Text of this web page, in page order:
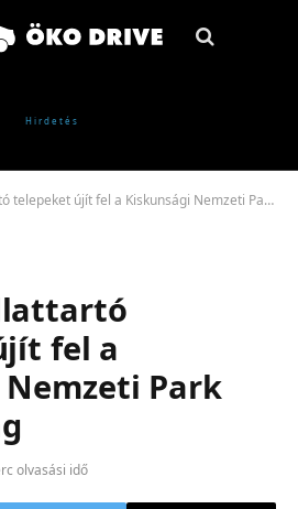
újít fel a Kiskunsági Nemzeti Park Igazgatóság
fel a
Park
olvasási idő